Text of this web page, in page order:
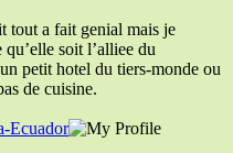
tout a fait genial mais je
qu’elle soit l’alliee du
petit hotel du tiers-monde ou
de cuisine.
Ecuador